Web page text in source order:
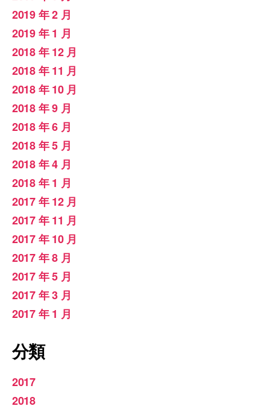
2019 年 2 月
2019 年 1 月
2018 年 12 月
2018 年 11 月
2018 年 10 月
2018 年 9 月
2018 年 6 月
2018 年 5 月
2018 年 4 月
2018 年 1 月
2017 年 12 月
2017 年 11 月
2017 年 10 月
2017 年 8 月
2017 年 5 月
2017 年 3 月
2017 年 1 月
分類
2017
2018